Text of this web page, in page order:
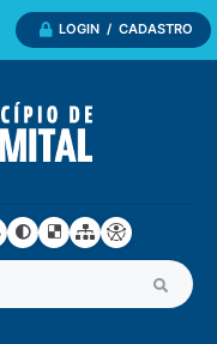
LOGIN / CADASTRO